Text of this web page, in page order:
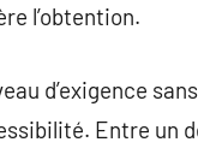
l’obtention.
d’exigence
Entre un